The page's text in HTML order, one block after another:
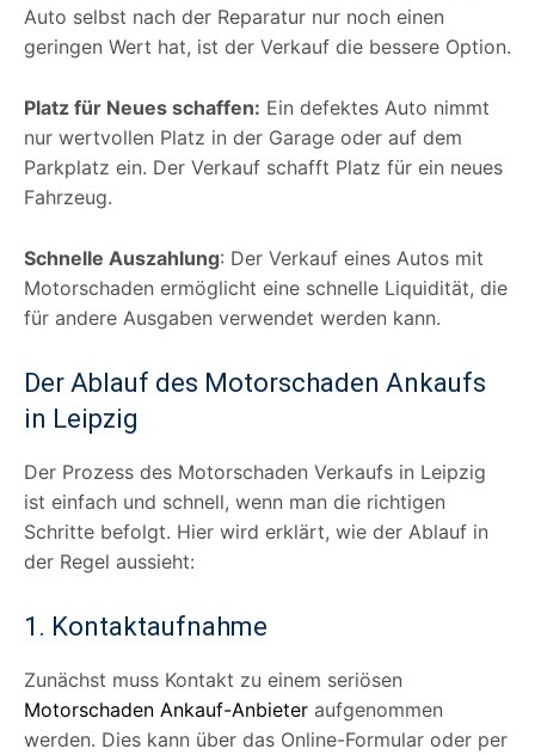
Auto selbst nach der Reparatur nur noch einen
geringen Wert hat, ist der Verkauf die bessere Option.
Platz für Neues schaffen: Ein defektes Auto nimmt
nur wertvollen Platz in der Garage oder auf dem
Parkplatz ein. Der Verkauf schafft Platz für ein neues
Fahrzeug.
Schnelle Auszahlung: Der Verkauf eines Autos mit
Motorschaden ermöglicht eine schnelle Liquidität, die
für andere Ausgaben verwendet werden kann.
Der Ablauf des Motorschaden Ankaufs
in Leipzig
Der Prozess des Motorschaden Verkaufs in Leipzig
ist einfach und schnell, wenn man die richtigen
Schritte befolgt. Hier wird erklärt, wie der Ablauf in
der Regel aussieht:
1. Kontaktaufnahme
Zunächst muss Kontakt zu einem seriösen
Motorschaden Ankauf-Anbieter aufgenommen
werden. Dies kann über das Online-Formular oder per